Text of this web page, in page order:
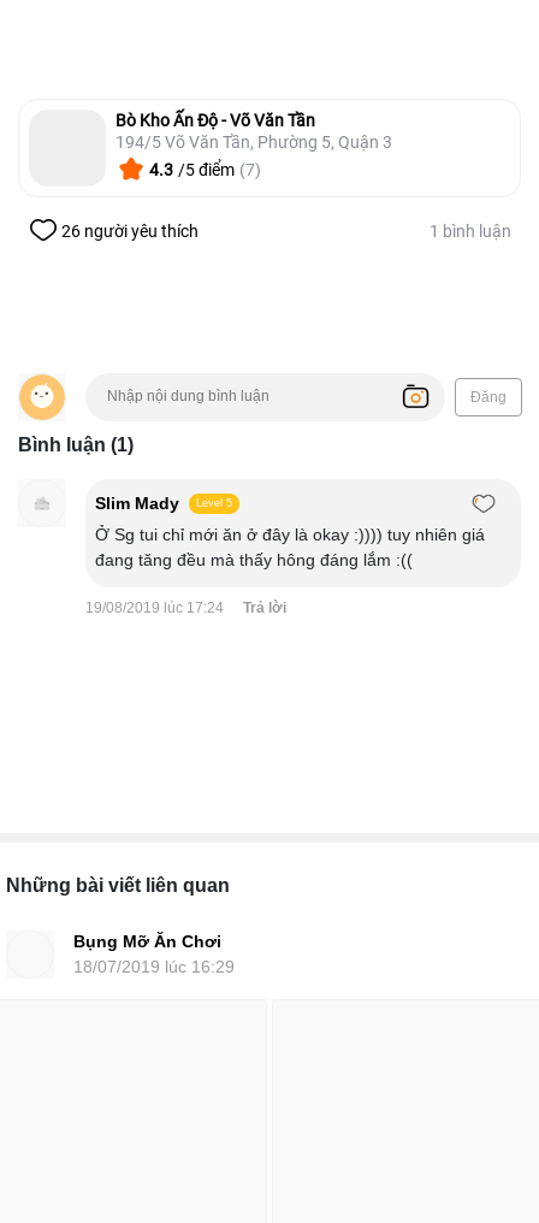
Bò Kho Ấn Độ - Võ Văn Tần
194/5 Võ Văn Tần, Phường 5, Quận 3
4.3 /5 điểm (7)
26 người yêu thích 1 bình luận
Đăng
Bình luận (1)
Slim Mady Level 5
Ở Sg tui chỉ mới ăn ở đây là okay :)))) tuy nhiên giá
đang tăng đều mà thấy hông đáng lắm :((
19/08/2019 lúc 17:24 Trả lời
Những bài viết liên quan
Bụng Mỡ Ăn Chơi
18/07/2019 lúc 16:29